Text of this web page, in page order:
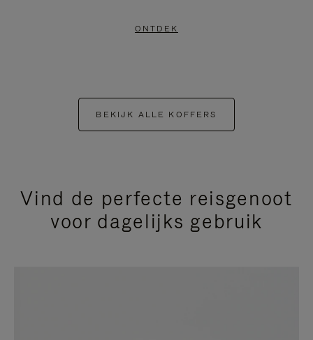
ONTDEK
BEKIJK ALLE KOFFERS
Vind de perfecte reisgenoot
voor dagelijks gebruik